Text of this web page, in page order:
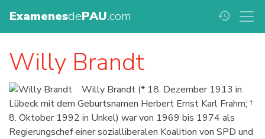
ExamenesdePAU.com history
Willy Brandt
Willy Brandt (* 18. Dezember 1913 in
Lübeck mit dem Geburtsnamen Herbert Ernst Karl Frahm; †
8. Oktober 1992 in Unkel) war von 1969 bis 1974 als
Regierungschef einer sozialliberalen Koalition von SPD und